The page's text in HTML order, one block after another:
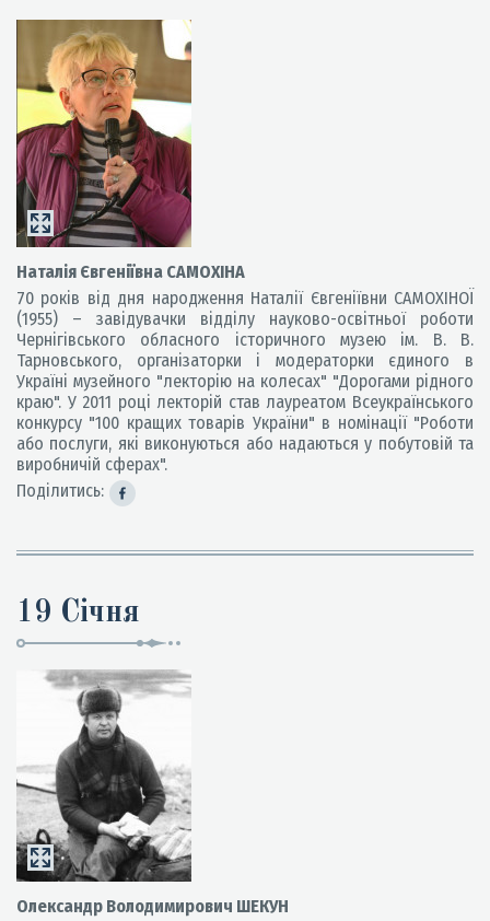
Наталія Євгеніївна САМОХІНА
70 років від дня народження Наталії Євгеніївни САМОХІНОЇ
(1955) – завідувачки відділу науково-освітньої роботи
Чернігівського обласного історичного музею ім. В. В.
Тарновського, організаторки і модераторки єдиного в
Україні музейного "лекторію на колесах" "Дорогами рідного
краю". У 2011 році лекторій став лауреатом Всеукраїнського
конкурсу "100 кращих товарів України" в номінації "Роботи
або послуги, які виконуються або надаються у побутовій та
виробничій сферах".
Поділитись:
19 Січня
Олександр Володимирович ШЕКУН